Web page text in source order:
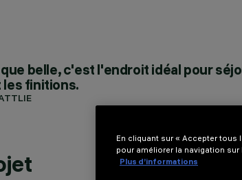
belle, c'est l'endroit idéal pour
finitions.
En cliquant sur « Accepter
pour améliorer la navigation
Plus d’informations